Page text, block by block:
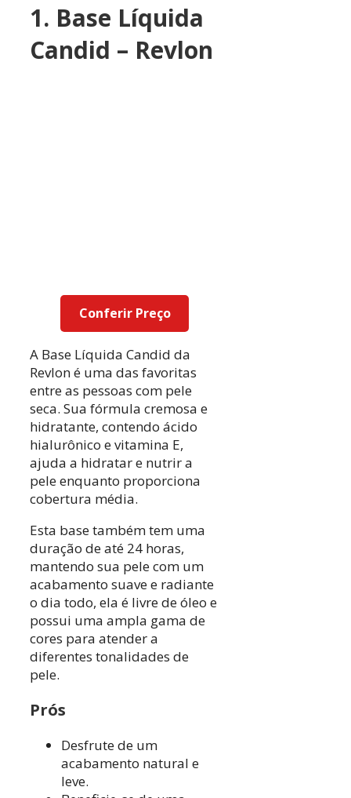
1. Base Líquida
Candid – Revlon
Conferir Preço
A Base Líquida Candid da
Revlon é uma das favoritas
entre as pessoas com pele
seca. Sua fórmula cremosa e
hidratante, contendo ácido
hialurônico e vitamina E,
ajuda a hidratar e nutrir a
pele enquanto proporciona
cobertura média.
Esta base também tem uma
duração de até 24 horas,
mantendo sua pele com um
acabamento suave e radiante
o dia todo, ela é livre de óleo e
possui uma ampla gama de
cores para atender a
diferentes tonalidades de
pele.
Prós
Desfrute de um
acabamento natural e
leve.